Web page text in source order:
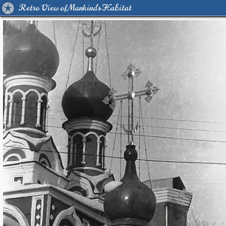
Retro View of Mankind's Habitat